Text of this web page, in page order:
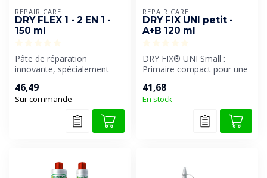
REPAIR CARE
DRY FLEX 1 - 2 EN 1 -
150 ml
Pâte de réparation
innovante, spécialement
réparations de bois r...
46,49
Sur commande
REPAIR CARE
DRY FIX UNI petit -
A+B 120 ml
DRY FIX® UNI Small :
Primaire compact pour une
Primaire élas...
41,68
En stock